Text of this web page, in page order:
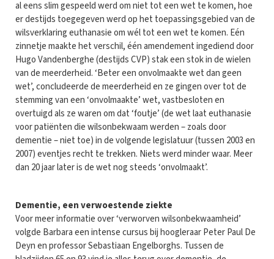
al eens slim gespeeld werd om niet tot een wet te komen, hoe
er destijds toegegeven werd op het toepassingsgebied van de
wilsverklaring euthanasie om wél tot een wet te komen. Eén
zinnetje maakte het verschil, één amendement ingediend door
Hugo Vandenberghe (destijds CVP) stak een stok in de wielen
van de meerderheid. ‘Beter een onvolmaakte wet dan geen
wet’, concludeerde de meerderheid en ze gingen over tot de
stemming van een ‘onvolmaakte’ wet, vastbesloten en
overtuigd als ze waren om dat ‘foutje’ (de wet laat euthanasie
voor patiënten die wilsonbekwaam werden – zoals door
dementie – niet toe) in de volgende legislatuur (tussen 2003 en
2007) eventjes recht te trekken. Niets werd minder waar. Meer
dan 20 jaar later is de wet nog steeds ‘onvolmaakt’.
Dementie, een verwoestende ziekte
Voor meer informatie over ‘verworven wilsonbekwaamheid’
volgde Barbara een intense cursus bij hoogleraar Peter Paul De
Deyn en professor Sebastiaan Engelborghs. Tussen de